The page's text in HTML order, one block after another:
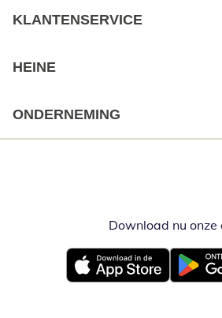
KLANTENSERVICE
HEINE
ONDERNEMING
Download nu onze
Opent in nieuw venster
Opent in